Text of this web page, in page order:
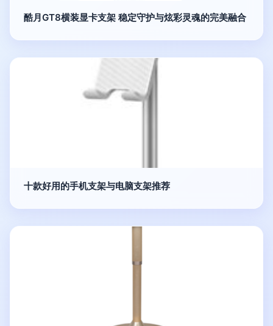
酷月GT8横装显卡支架 稳定守护与炫彩灵魂的完美融合
十款好用的手机支架与电脑支架推荐